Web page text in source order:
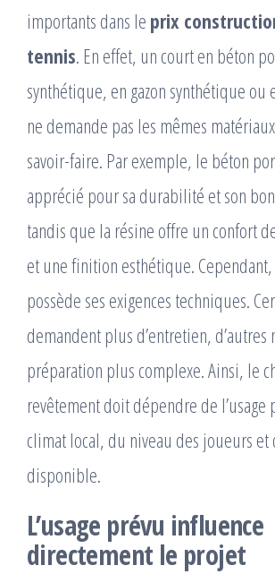
importants dans le prix
tennis. En effet, un court en béton
synthétique, en gazon synthétique ou
ne demande pas les mêmes
savoir-faire. Par exemple, le béton
apprécié pour sa durabilité et son
tandis que la résine offre un confort
et une finition esthétique.
possède ses exigences techniques.
demandent plus d’entretien, d’autres
préparation plus complexe. Ainsi, le
revêtement doit dépendre de l’usage
climat local, du niveau des joueurs
disponible.
L’usage prévu influence
directement le projet